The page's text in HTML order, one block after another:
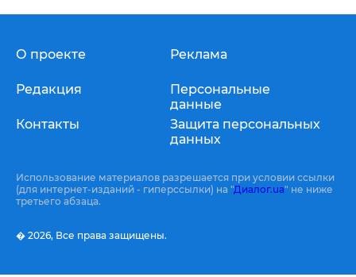
О проекте
Редакция
Контакты
Реклама
Персональные
данные
Защита персональных
данных
Использование материалов разрешается при условии ссылки
(для интернет-изданий - гиперссылки) на "Диалог.ua" не ниже
третьего абзаца.
� 2026, Все права защищены.